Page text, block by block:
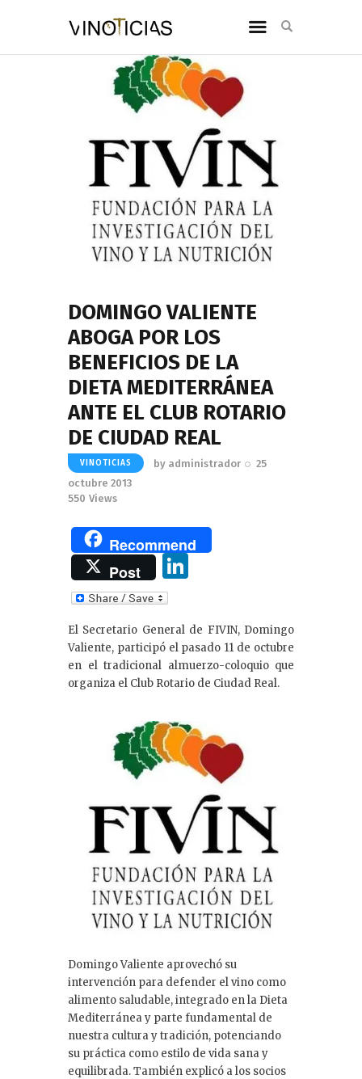
DOMINGO VALIENTE
ABOGA POR LOS
BENEFICIOS DE LA
DIETA MEDITERRÁNEA
ANTE EL CLUB ROTARIO
DE CIUDAD REAL
VINOTICIAS by administrador
25
octubre 2013
550 Views
Recommend
Post
k
e
dI
n
El Secretario General de FIVIN, Domingo
Valiente, participó el pasado 11 de octubre
en el tradicional almuerzo-coloquio que
organiza el Club Rotario de Ciudad Real.
Domingo Valiente aprovechó su
intervención para defender el vino como
alimento saludable, integrado en la Dieta
Mediterránea y parte fundamental de
nuestra cultura y tradición, potenciando
su práctica como estilo de vida sana y
equilibrada. También explicó a los socios